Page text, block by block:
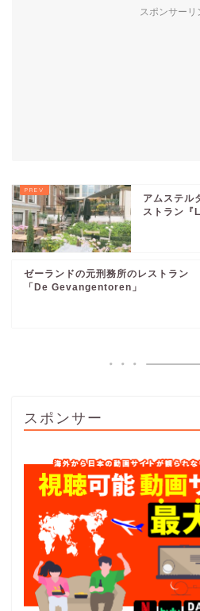
スポンサーリ
アムステル
ストラン『
ゼーランドの元刑務所のレストラン
「De Gevangentoren」
スポンサー